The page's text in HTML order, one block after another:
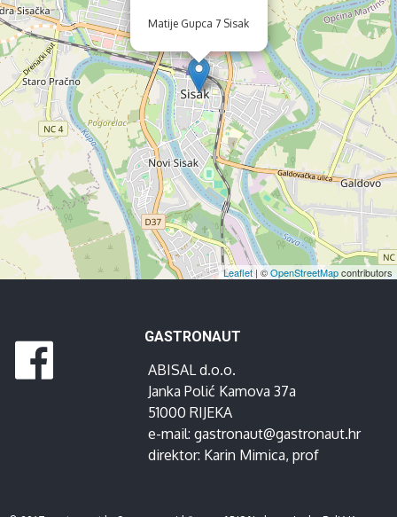
Matije Gupca 7 Sisak
Leaflet| ©OpenStreetMapcontributors
GASTRONAUT
ABISAL d.o.o.
Janka Polić Kamova 37a
51000 RIJEKA
e-mail: gastronaut@gastronaut.hr
direktor: Karin Mimica, prof